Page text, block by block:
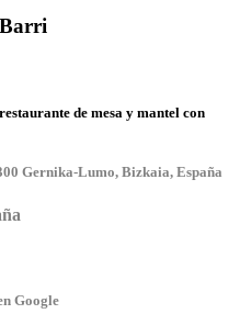
de mesa y mantel con
Gernika-Lumo, Bizkaia, España
Google